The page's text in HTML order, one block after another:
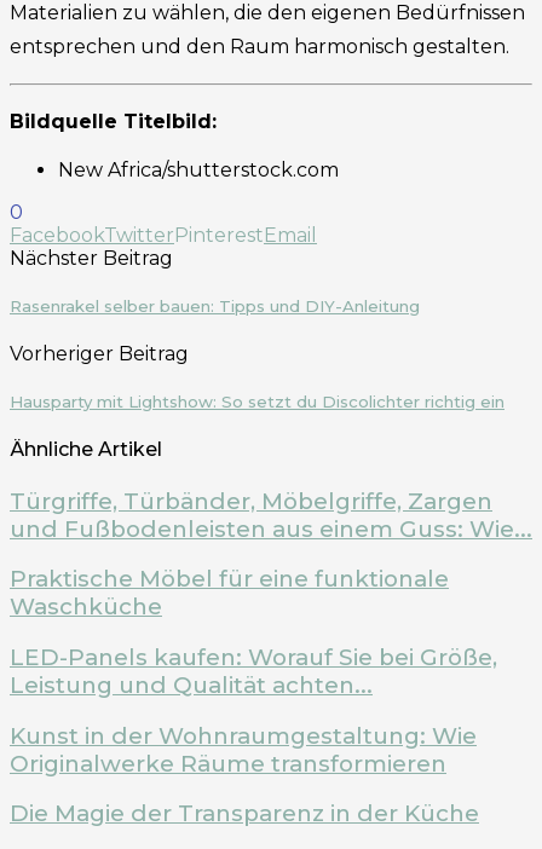
Materialien zu wählen, die den eigenen Bedürfnissen
entsprechen und den Raum harmonisch gestalten.
Bildquelle Titelbild:
New Africa/shutterstock.com
0
FacebookTwitterPinterestEmail
Nächster Beitrag
Rasenrakel selber bauen: Tipps und DIY-Anleitung
Vorheriger Beitrag
Hausparty mit Lightshow: So setzt du Discolichter richtig ein
Ähnliche Artikel
Türgriffe, Türbänder, Möbelgriffe, Zargen
und Fußbodenleisten aus einem Guss: Wie...
Praktische Möbel für eine funktionale
Waschküche
LED-Panels kaufen: Worauf Sie bei Größe,
Leistung und Qualität achten...
Kunst in der Wohnraumgestaltung: Wie
Originalwerke Räume transformieren
Die Magie der Transparenz in der Küche